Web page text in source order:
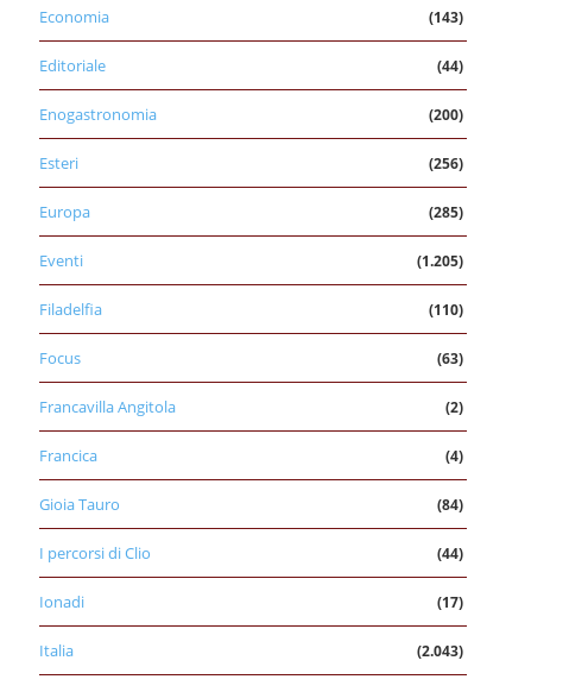
Economia (143)
Editoriale (44)
Enogastronomia (200)
Esteri (256)
Europa (285)
Eventi (1.205)
Filadelfia (110)
Focus (63)
Francavilla Angitola (2)
Francica (4)
Gioia Tauro (84)
I percorsi di Clio (44)
Ionadi (17)
Italia (2.043)